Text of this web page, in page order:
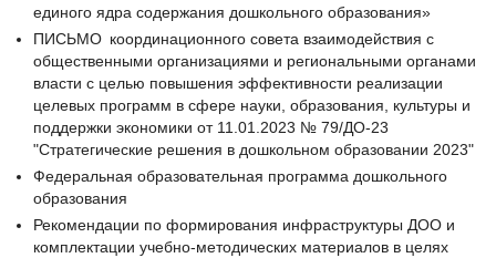
единого ядра содержания дошкольного образования»
ПИСЬМО координационного совета взаимодействия с
общественными организациями и региональными органами
власти с целью повышения эффективности реализации
целевых программ в сфере науки, образования, культуры и
поддержки экономики от 11.01.2023 № 79/ДО-23
"Стратегические решения в дошкольном образовании 2023"
Федеральная образовательная программа дошкольного
образования
Рекомендации по формирования инфраструктуры ДОО и
комплектации учебно-методических материалов в целях